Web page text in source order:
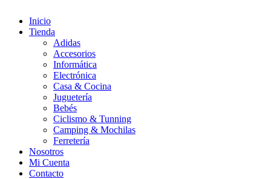
Inicio
Tienda
Adidas
Accesorios
Informática
Electrónica
Casa & Cocina
Juguetería
Bebés
Ciclismo & Tunning
Camping & Mochilas
Ferretería
Nosotros
Mi Cuenta
Contacto